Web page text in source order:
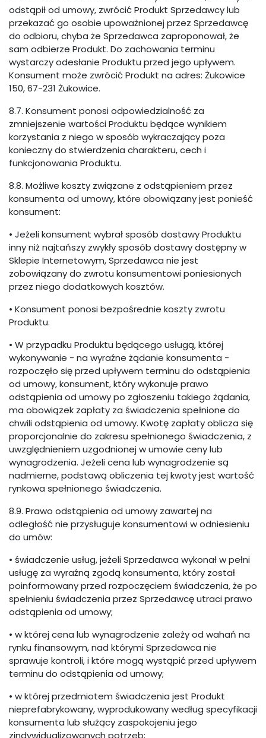
odstąpił od umowy, zwrócić Produkt Sprzedawcy lub
przekazać go osobie upoważnionej przez Sprzedawcę
do odbioru, chyba że Sprzedawca zaproponował, że
sam odbierze Produkt. Do zachowania terminu
wystarczy odesłanie Produktu przed jego upływem.
Konsument może zwrócić Produkt na adres: Żukowice
150, 67-231 Żukowice.
8.7. Konsument ponosi odpowiedzialność za
zmniejszenie wartości Produktu będące wynikiem
korzystania z niego w sposób wykraczający poza
konieczny do stwierdzenia charakteru, cech i
funkcjonowania Produktu.
8.8. Możliwe koszty związane z odstąpieniem przez
konsumenta od umowy, które obowiązany jest ponieść
konsument:
• Jeżeli konsument wybrał sposób dostawy Produktu
inny niż najtańszy zwykły sposób dostawy dostępny w
Sklepie Internetowym, Sprzedawca nie jest
zobowiązany do zwrotu konsumentowi poniesionych
przez niego dodatkowych kosztów.
• Konsument ponosi bezpośrednie koszty zwrotu
Produktu.
• W przypadku Produktu będącego usługą, której
wykonywanie - na wyraźne żądanie konsumenta -
rozpoczęło się przed upływem terminu do odstąpienia
od umowy, konsument, który wykonuje prawo
odstąpienia od umowy po zgłoszeniu takiego żądania,
ma obowiązek zapłaty za świadczenia spełnione do
chwili odstąpienia od umowy. Kwotę zapłaty oblicza się
proporcjonalnie do zakresu spełnionego świadczenia, z
uwzględnieniem uzgodnionej w umowie ceny lub
wynagrodzenia. Jeżeli cena lub wynagrodzenie są
nadmierne, podstawą obliczenia tej kwoty jest wartość
rynkowa spełnionego świadczenia.
8.9. Prawo odstąpienia od umowy zawartej na
odległość nie przysługuje konsumentowi w odniesieniu
do umów:
• świadczenie usług, jeżeli Sprzedawca wykonał w pełni
usługę za wyraźną zgodą konsumenta, który został
poinformowany przed rozpoczęciem świadczenia, że po
spełnieniu świadczenia przez Sprzedawcę utraci prawo
odstąpienia od umowy;
• w której cena lub wynagrodzenie zależy od wahań na
rynku finansowym, nad którymi Sprzedawca nie
sprawuje kontroli, i które mogą wystąpić przed upływem
terminu do odstąpienia od umowy;
• w której przedmiotem świadczenia jest Produkt
nieprefabrykowany, wyprodukowany według specyfikacji
konsumenta lub służący zaspokojeniu jego
zindywidualizowanych potrzeb;